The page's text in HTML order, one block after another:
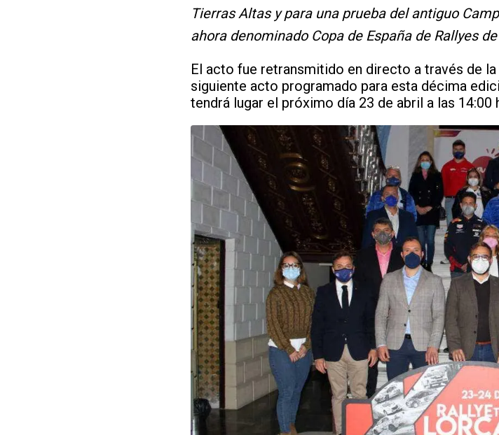
Tierras Altas y para una prueba del antiguo
ahora denominado Copa de España de Rallyes
El acto fue retransmitido en directo a través de
siguiente acto programado para esta décima
tendrá lugar el próximo día 23 de abril a las 14:00